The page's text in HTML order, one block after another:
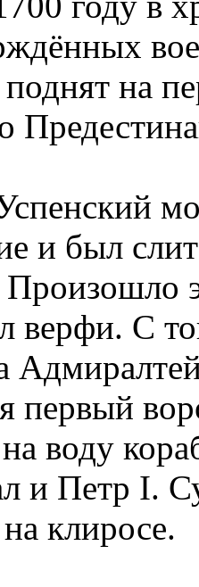
на
и был
верфи. С
первый
воду
и Петр I.
клиросе.